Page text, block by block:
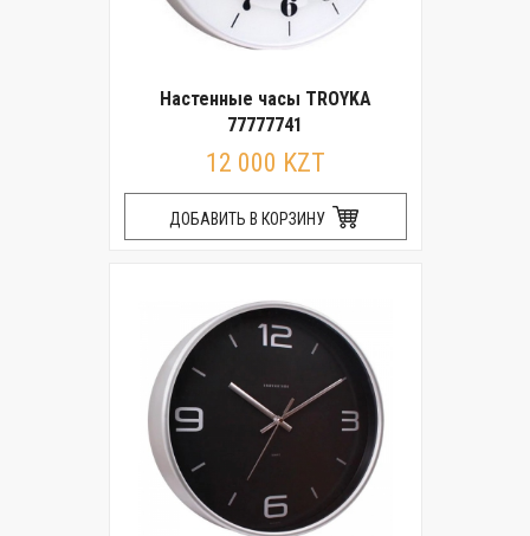
Настенные часы TROYKA
77777741
12 000 KZT
ДОБАВИТЬ В КОРЗИНУ